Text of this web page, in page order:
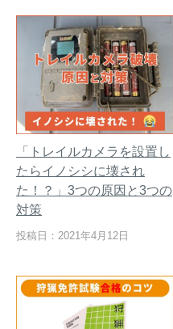
「トレイルカメラを設置し
たらイノシシに壊され
た！？」3つの原因と3つの
対策
投稿日：2021年4月12日